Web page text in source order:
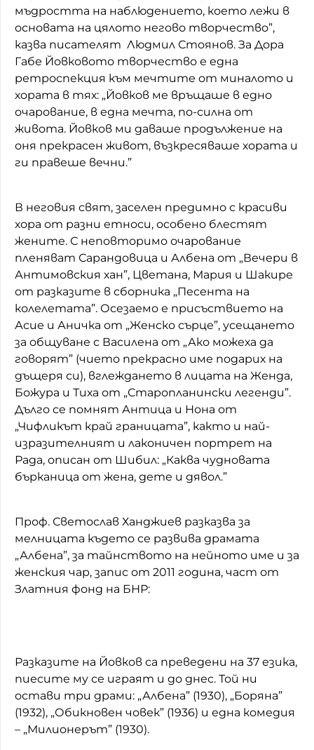
мъдростта на наблюдението, което лежи в
основата на цялото негово творчество”,
казва писателят Людмил Стоянов. За Дора
Габе Йовковото творчество е една
ретроспекция към мечтите от миналото и
хората в тях: „Йовков ме връщаше в едно
очарование, в една мечта, по-силна от
живота. Йовков ми даваше продължение на
оня прекрасен живот, възкресяваше хората и
ги правеше вечни.”
В неговия свят, заселен предимно с красиви
хора от разни етноси, особено блестят
жените. С неповторимо очарование
пленяват Сарандовица и Албена от „Вечери в
Антимовския хан”, Цветана, Мария и Шакире
от разказите в сборника „Песента на
колелетата”. Осезаемо е присъствието на
Асие и Аничка от „Женско сърце”, усещането
за общуване с Василена от „Ако можеха да
говорят” (чието прекрасно име подарих на
дъщеря си), вглеждането в лицата на Женда,
Божура и Тиха от „Старопланински легенди”.
Дълго се помнят Антица и Нона от
„Чифликът край границата”, както и най-
изразителният и лаконичен портрет на
Рада, описан от Шибил: „Каква чудновата
бърканица от жена, дете и дявол.”
Проф. Светослав Ханджиев разказва за
мелницата където се развива драмата
„Албена”, за тайнството на нейното име и за
женския чар, запис от 2011 година, част от
Златния фонд на БНР:
Разказите на Йовков са преведени на 37 езика,
пиесите му се играят и до днес. Той ни
остави три драми: „Албена” (1930), „Боряна”
(1932), „Обикновен човек” (1936) и една комедия
– „Милионерът” (1930).